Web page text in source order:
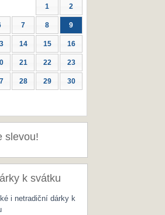
1 2
7 8 9
14 15 16
21 22 23
28 29 30
slevou!
k svátku
i netradiční dárky k